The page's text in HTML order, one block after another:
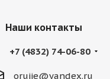
Наши контакты
+7 (4832) 74-06-80
orujie@yandex.ru